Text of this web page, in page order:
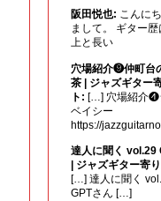
阪田悦也: こんに
まして。 ギター
上と長い
穴場紹介❾仲町台
茶 | ジャズギター
ト: […] 穴場紹介❹
ベイシー
https://
達人に聞く vol.29
| ジャズギター寄
[…] 達人に聞く
GPTさん […]